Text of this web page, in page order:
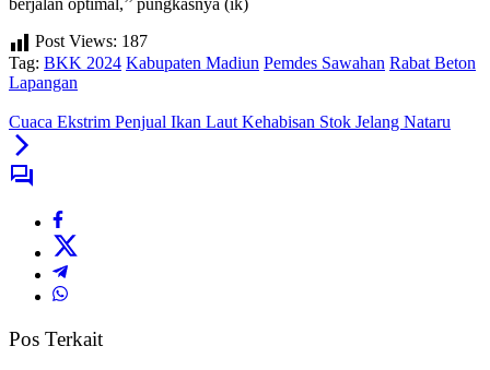
berjalan optimal,’’ pungkasnya (ik)
Post Views: 187
Tag: BKK 2024 Kabupaten Madiun Pemdes Sawahan Rabat Beton
Lapangan
Cuaca Ekstrim Penjual Ikan Laut Kehabisan Stok Jelang Nataru
Pos Terkait